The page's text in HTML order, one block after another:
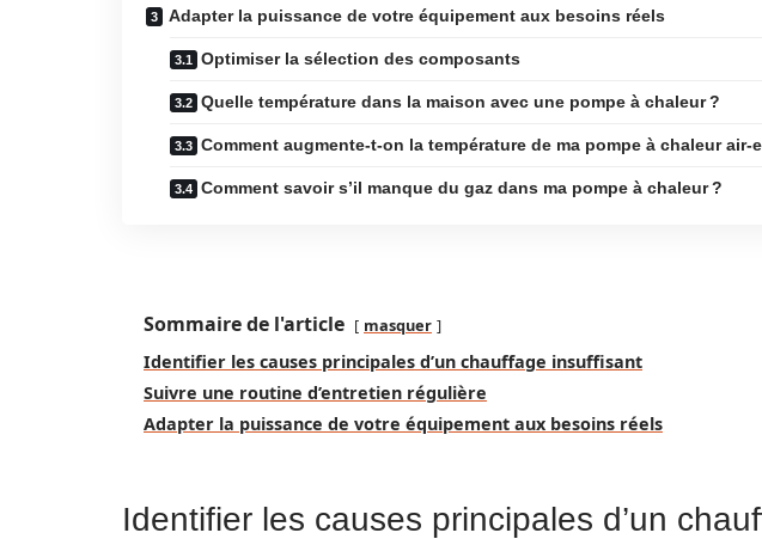
Adapter la puissance de votre équipement aux besoins réels
Optimiser la sélection des composants
Quelle température dans la maison avec une pompe à chaleur ?
Comment augmente-t-on la température de ma pompe à chaleur air-
Comment savoir s’il manque du gaz dans ma pompe à chaleur ?
Sommaire de l'article masquer
Identifier les causes principales d’un chauffage insuffisant
Suivre une routine d’entretien régulière
Adapter la puissance de votre équipement aux besoins réels
Identifier les causes principales d’un